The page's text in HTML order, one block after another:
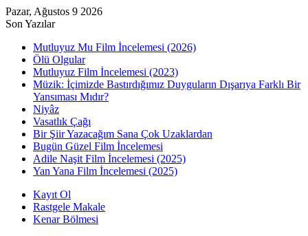
Pazar, Ağustos 9 2026
Son Yazılar
Mutluyuz Mu Film İncelemesi (2026)
Ölü Olgular
Mutluyuz Film İncelemesi (2023)
Müzik: İçimizde Bastırdığımız Duyguların Dışarıya Farklı Bir
Yansıması Mıdır?
Niyâz
Vasatlık Çağı
Bir Şiir Yazacağım Sana Çok Uzaklardan
Bugün Güzel Film İncelemesi
Adile Naşit Film İncelemesi (2025)
Yan Yana Film İncelemesi (2025)
Kayıt Ol
Rastgele Makale
Kenar Bölmesi